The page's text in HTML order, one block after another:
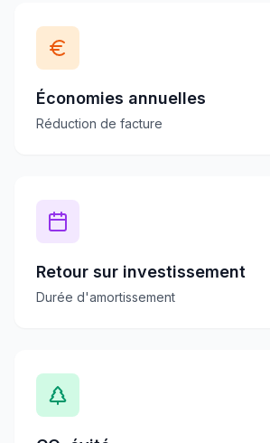
Économies annuelles
Réduction de facture
Retour sur investissement
Durée d'amortissement